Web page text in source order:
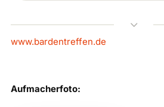
3
www.bardentreffen.de
Aufmacherfoto: